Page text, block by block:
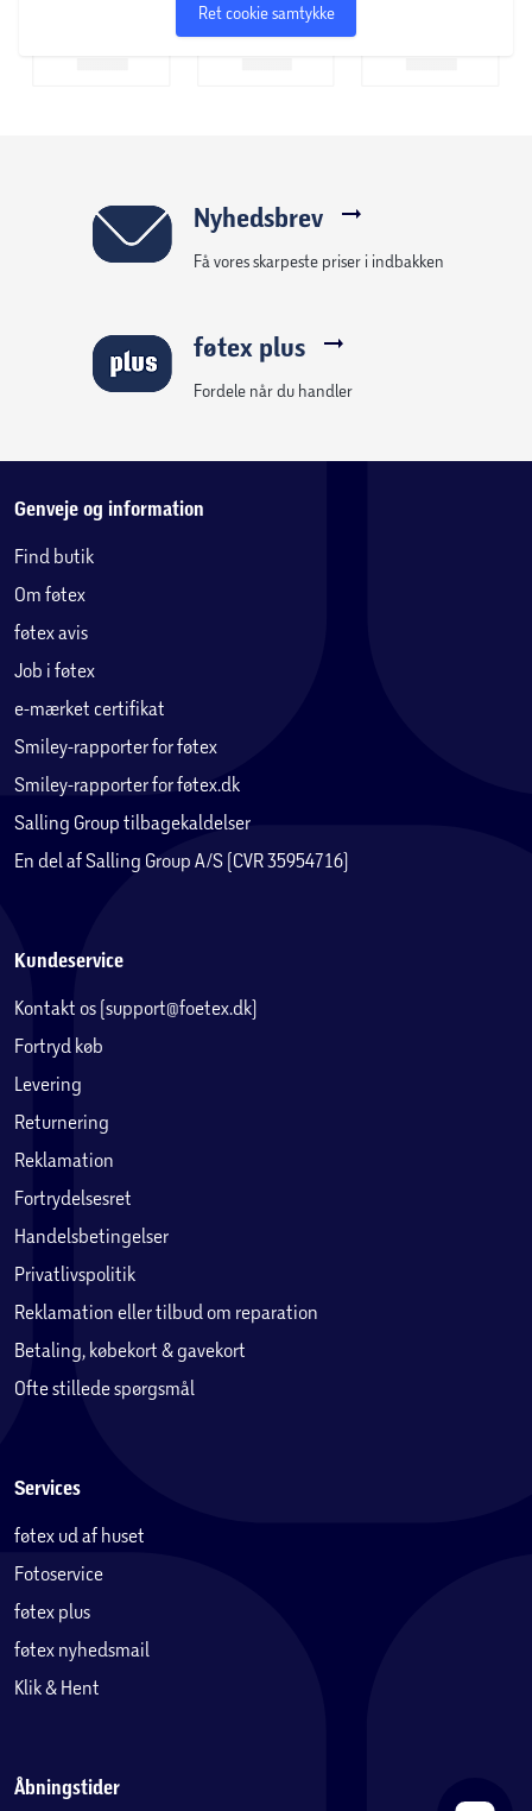
Ret cookie samtykke
Nyhedsbrev
Få vores skarpeste priser i indbakken
føtex plus
Fordele når du handler
Genveje og information
Find butik
Om føtex
føtex avis
Job i føtex
e-mærket certifikat
Smiley-rapporter for føtex
Smiley-rapporter for føtex.dk
Salling Group tilbagekaldelser
En del af Salling Group A/S (CVR 35954716)
Kundeservice
Kontakt os (support@foetex.dk)
Fortryd køb
Levering
Returnering
Reklamation
Fortrydelsesret
Handelsbetingelser
Privatlivspolitik
Reklamation eller tilbud om reparation
Betaling, købekort & gavekort
Ofte stillede spørgsmål
Services
føtex ud af huset
Fotoservice
føtex plus
føtex nyhedsmail
Klik & Hent
Åbningstider